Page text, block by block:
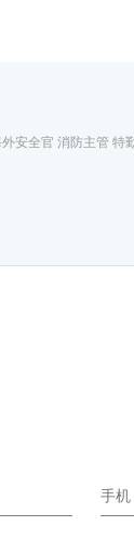
安全官 消防主管 特